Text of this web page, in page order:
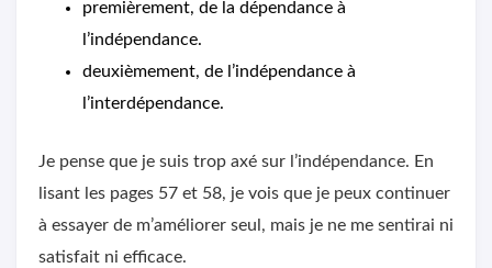
premièrement, de la dépendance à
l’indépendance.
deuxièmement, de l’indépendance à
l’interdépendance.
Je pense que je suis trop axé sur l’indépendance. En
lisant les pages 57 et 58, je vois que je peux continuer
à essayer de m’améliorer seul, mais je ne me sentirai ni
satisfait ni efficace.